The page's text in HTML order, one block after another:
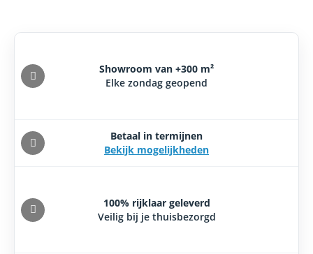
Showroom van +300 m²
Elke zondag geopend
Betaal in termijnen
Bekijk mogelijkheden
100% rijklaar geleverd
Veilig bij je thuisbezorgd